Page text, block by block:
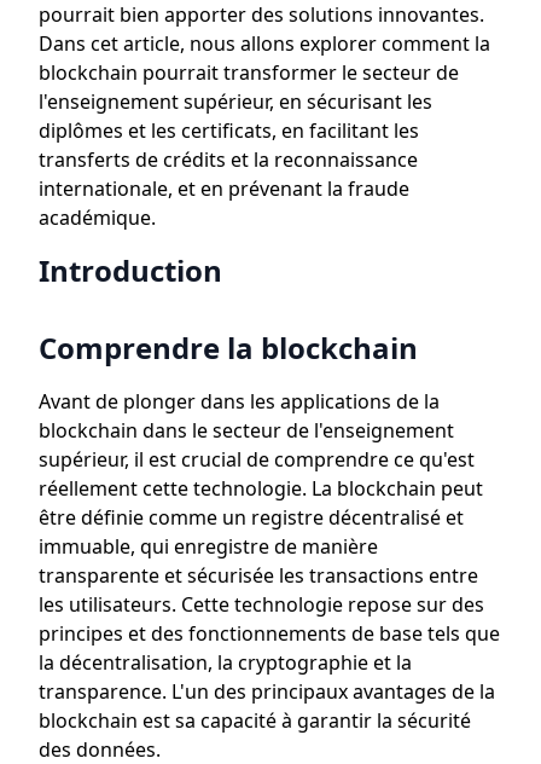
pourrait bien apporter des solutions innovantes.
Dans cet article, nous allons explorer comment la
blockchain pourrait transformer le secteur de
l'enseignement supérieur, en sécurisant les
diplômes et les certificats, en facilitant les
transferts de crédits et la reconnaissance
internationale, et en prévenant la fraude
académique.
Introduction
Comprendre la blockchain
Avant de plonger dans les applications de la
blockchain dans le secteur de l'enseignement
supérieur, il est crucial de comprendre ce qu'est
réellement cette technologie. La blockchain peut
être définie comme un registre décentralisé et
immuable, qui enregistre de manière
transparente et sécurisée les transactions entre
les utilisateurs. Cette technologie repose sur des
principes et des fonctionnements de base tels que
la décentralisation, la cryptographie et la
transparence. L'un des principaux avantages de la
blockchain est sa capacité à garantir la sécurité
des données.